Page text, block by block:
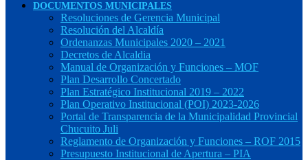
DOCUMENTOS MUNICIPALES
Resoluciones de Gerencia Municipal
Resolución del Alcaldía
Ordenanzas Municipales 2020 – 2021
Decretos de Alcaldia
Manual de Organización y Funciones – MOF
Plan Desarrollo Concertado
Plan Estratégico Institucional 2019 – 2022
Plan Operativo Institucional (POI) 2023-2026
Portal de Transparencia de la Municipalidad Provincial
Chucuito Juli
Reglamento de Organización y Funciones – ROF 2015
Presupuesto Institucional de Apertura – PIA